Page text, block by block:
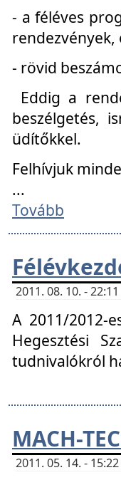
- a féléves
- rövid
Eddig a
beszélgetés,
üdítőkkel.
Felhívjuk
...
Tovább
2011. 08. 10. -
A 2011/2012-
Hegesztési
tudnivalókról
MACH-
2011. 05. 14. -